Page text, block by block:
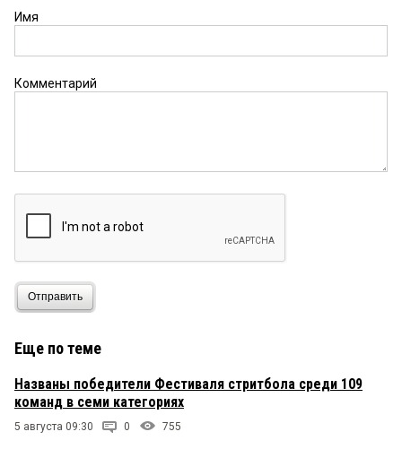
Имя
Комментарий
Отправить
Еще по теме
Названы победители Фестиваля стритбола среди 109
команд в семи категориях
5 августа 09:30 0 755